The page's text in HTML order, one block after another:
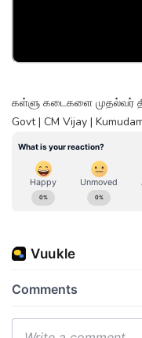
கள்ளு கடைகளை முதல்வர்
Govt | CM Vijay |